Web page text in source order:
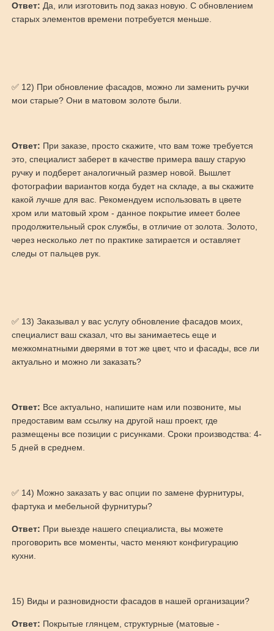
Ответ: Да, или изготовить под заказ новую. С обновлением
старых элементов времени потребуется меньше.
✅ 12) При обновление фасадов, можно ли заменить ручки
мои старые? Они в матовом золоте были.
Ответ: При заказе, просто скажите, что вам тоже требуется
это, специалист заберет в качестве примера вашу старую
ручку и подберет аналогичный размер новой. Вышлет
фотографии вариантов когда будет на складе, а вы скажите
какой лучше для вас. Рекомендуем использовать в цвете
хром или матовый хром - данное покрытие имеет более
продолжительный срок службы, в отличие от золота. Золото,
через несколько лет по практике затирается и оставляет
следы от пальцев рук.
✅ 13) Заказывал у вас услугу обновление фасадов моих,
специалист ваш сказал, что вы занимаетесь еще и
межкомнатными дверями в тот же цвет, что и фасады, все ли
актуально и можно ли заказать?
Ответ: Все актуально, напишите нам или позвоните, мы
предоставим вам ссылку на другой наш проект, где
размещены все позиции с рисунками. Сроки производства: 4-
5 дней в среднем.
✅ 14) Можно заказать у вас опции по замене фурнитуры,
фартука и мебельной фурнитуры?
Ответ: При выезде нашего специалиста, вы можете
проговорить все моменты, часто меняют конфигурацию
кухни.
15) Виды и разновидности фасадов в нашей организации?
Ответ: Покрытые глянцем, структурные (матовые -